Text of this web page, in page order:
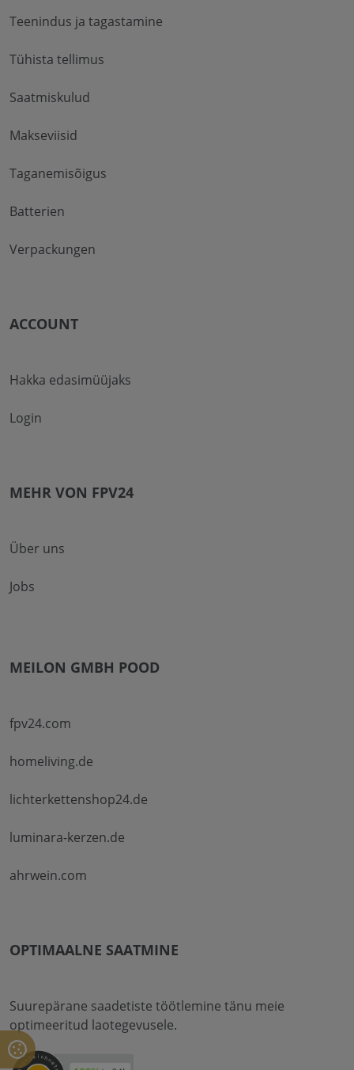
Teenindus ja tagastamine
Tühista tellimus
Saatmiskulud
Makseviisid
Taganemisõigus
Batterien
Verpackungen
ACCOUNT
Hakka edasimüüjaks
Login
MEHR VON FPV24
Über uns
Jobs
MEILON GMBH POOD
fpv24.com
homeliving.de
lichterkettenshop24.de
luminara-kerzen.de
ahrwein.com
OPTIMAALNE SAATMINE
Suurepärane saadetiste töötlemine tänu meie
optimeeritud laotegevusele.